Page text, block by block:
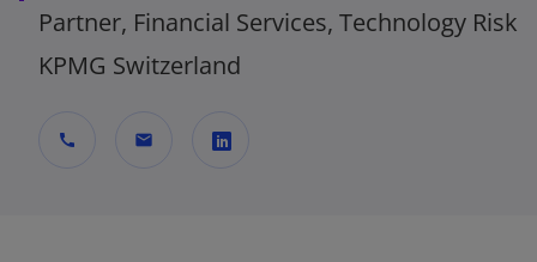
Partner, Financial Services, Technology Risk
KPMG Switzerland
call mail